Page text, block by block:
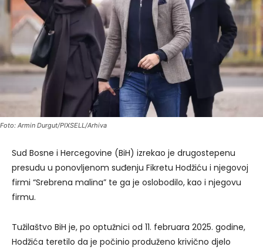
Foto: Armin Durgut/PIXSELL/Arhiva
Sud Bosne i Hercegovine (BiH) izrekao je drugostepenu
presudu u ponovljenom suđenju Fikretu Hodžiću i njegovoj
firmi “Srebrena malina” te ga je oslobodilo, kao i njegovu
firmu.
Tužilaštvo BiH je, po optužnici od 11. februara 2025. godine,
Hodžića teretilo da je počinio produženo krivično djelo